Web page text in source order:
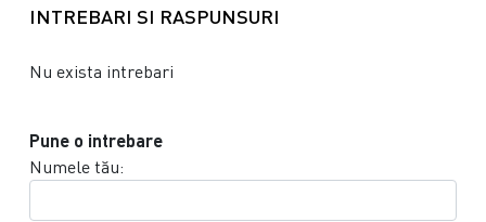
INTREBARI SI RASPUNSURI
Nu exista intrebari
Pune o intrebare
Numele tău: